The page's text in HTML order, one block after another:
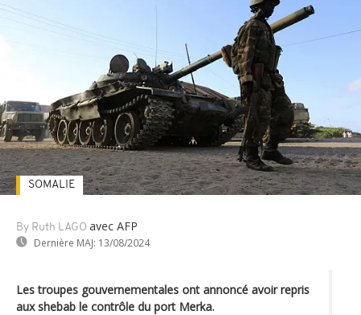
By Ruth LAGO avec AFP
Dernière MAJ: 13/08/2024
SOMALIE
Les troupes gouvernementales ont annoncé avoir repris
aux shebab le contrôle du port Merka.